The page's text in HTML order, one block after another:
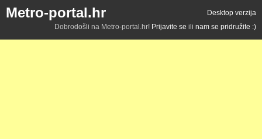
Metro-portal.hr
Desktop verzija
Dobrodošli na Metro-portal.hr! Prijavite se ili nam se pridružite :)